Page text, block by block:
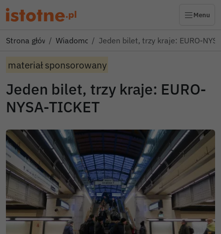
Menu
Strona głównaWiadomościJeden bilet, trzy kraje: EURO-
materiał sponsorowany
Jeden bilet, trzy kraje: EURO-
NYSA-TICKET